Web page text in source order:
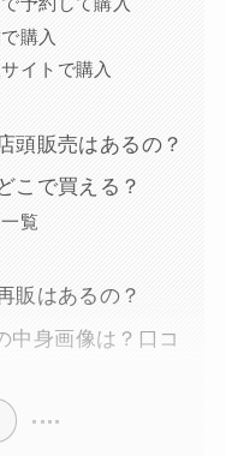
購入
イトで購入
頭販売はあるの？
こで買える？
覧
販はあるの？
中身画像は？口コ